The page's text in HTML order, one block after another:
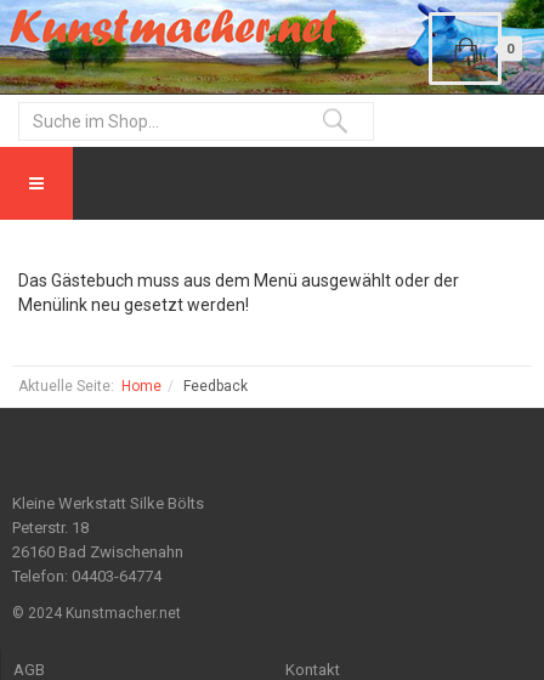
0
Das Gästebuch muss aus dem Menü ausgewählt oder der
Menülink neu gesetzt werden!
Aktuelle Seite: Home Feedback
Kleine Werkstatt Silke Bölts
Peterstr. 18
26160 Bad Zwischenahn
Telefon: 04403-64774
© 2024 Kunstmacher.net
AGB
Kontakt